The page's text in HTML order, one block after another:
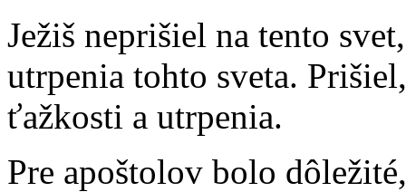
Ježiš neprišiel na tento
utrpenia tohto sveta.
ťažkosti a utrpenia.
Pre apoštolov bolo